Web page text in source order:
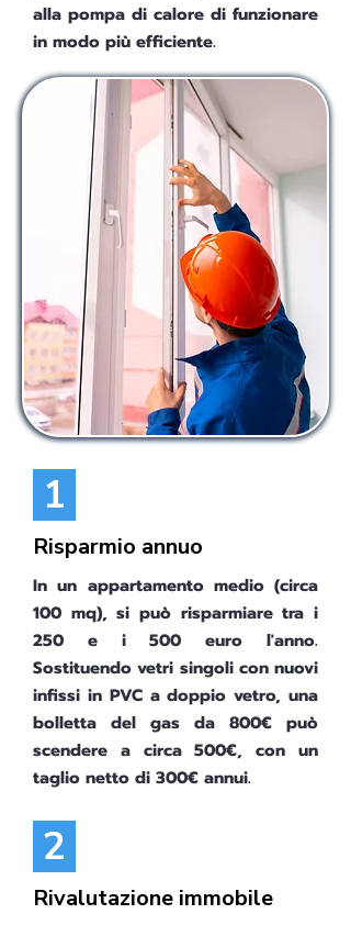
alla pompa di calore di funzionare
in modo più efficiente.
1
Risparmio annuo
In un appartamento medio (circa
100 mq), si può risparmiare tra i
250 e i 500 euro l'anno.
Sostituendo vetri singoli con nuovi
infissi in PVC a doppio vetro, una
bolletta del gas da 800€ può
scendere a circa 500€, con un
taglio netto di 300€ annui.
2
Rivalutazione immobile